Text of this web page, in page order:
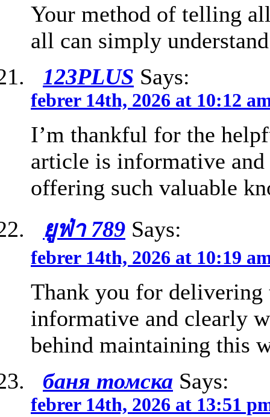
Your method of telling
all can simply
123PLUS Says:
febrer 14th, 2026 at 10:12
I’m thankful for the
article is informative
offering such valuable
ยูฟ่า 789 Says:
febrer 14th, 2026 at 10:19
Thank you for
informative and clearly
behind maintaining this
баня томска Says:
febrer 14th, 2026 at 13:51